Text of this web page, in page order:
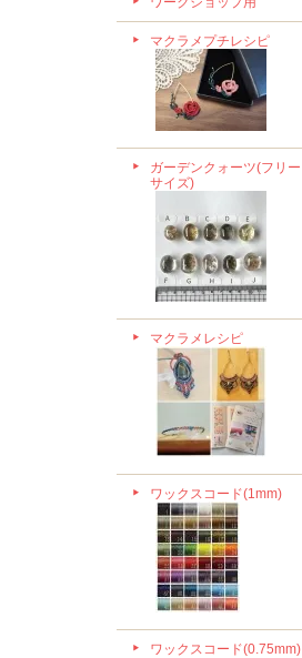
マクラメプチレシピ
ガーデンクォーツ(フリー
サイズ)
マクラメレシピ
ワックスコード(1mm)
ワックスコード(0.75mm)